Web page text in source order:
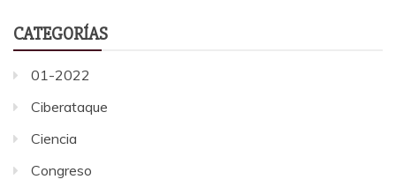
CATEGORÍAS
01-2022
Ciberataque
Ciencia
Congreso